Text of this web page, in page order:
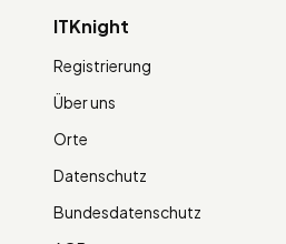
ITKnight
Registrierung
Über uns
Orte
Datenschutz
Bundesdatenschutz